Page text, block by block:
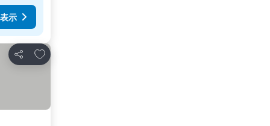
示
シェア
お気に入りに追加